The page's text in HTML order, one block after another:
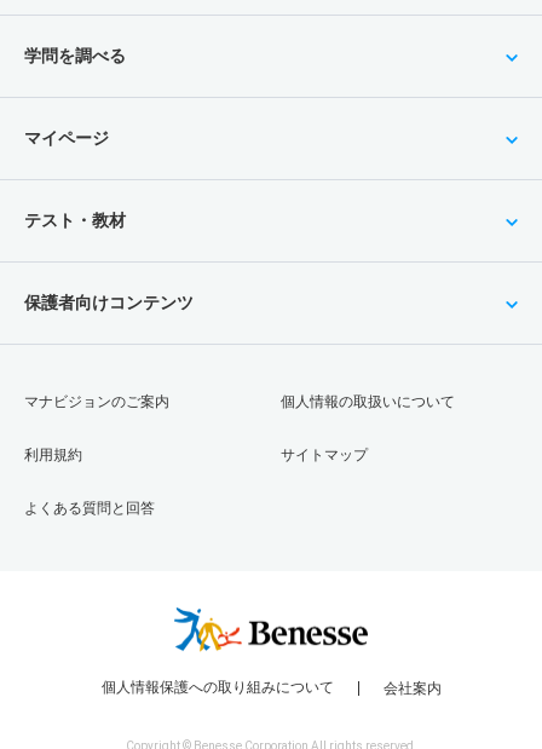
学問を調べる
マイページ
テスト・教材
保護者向けコンテンツ
マナビジョンのご案内
利用規約
よくある質問と回答
個人情報の取扱いについて
サイトマップ
個人情報保護への取り組みについて 会社案内
Copyright © Benesse Corporation All rights reserved.